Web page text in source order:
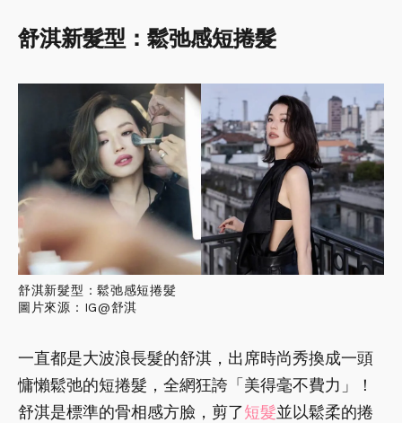
舒淇新髮型：鬆弛感短捲髮
舒淇新髮型：鬆弛感短捲髮
圖片來源：IG@舒淇
一直都是大波浪長髮的舒淇，出席時尚秀換成一頭
慵懶鬆弛的短捲髮，全網狂誇「美得毫不費力」！
舒淇是標準的骨相感方臉，剪了短髮並以鬆柔的捲